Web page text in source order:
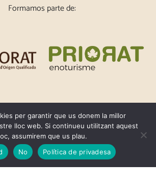
Formamos parte de:
per garantir que us donem la millor
lloc web. Si continueu utilitzant aquest
assumirem que us plau.
No Política de privadesa